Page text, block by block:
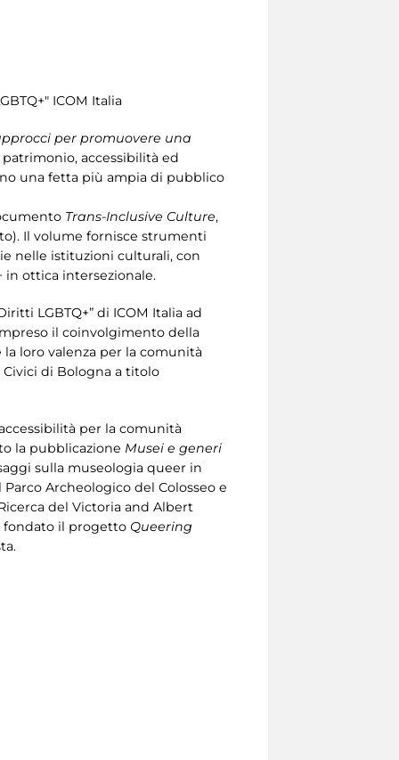
ICOM Italia
per promuovere una
accessibilità ed
una fetta più ampia di pubblico
Trans-Inclusive Culture,
Il volume fornisce strumenti
nelle istituzioni culturali, con
in ottica intersezionale.
LGBTQ+” di ICOM Italia ad
il coinvolgimento della
loro valenza per la comunità
Civici di Bologna a titolo
per la comunità
la pubblicazione Musei e generi
sulla museologia queer in
Archeologico del Colosseo e
del Victoria and Albert
fondato il progetto Queering